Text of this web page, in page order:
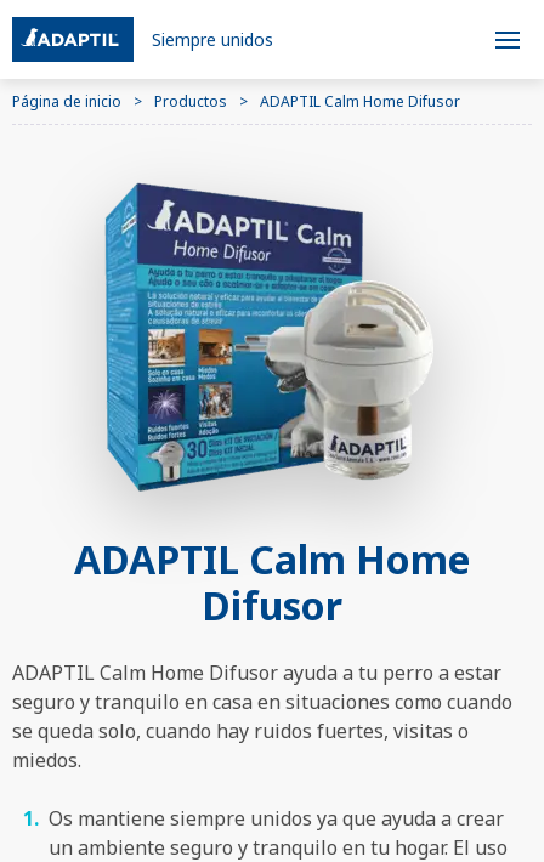
Siempre unidos
Página de inicio Productos ADAPTIL Calm Home Difusor
ADAPTIL Calm Home
Difusor
ADAPTIL Calm Home Difusor ayuda a tu perro a estar
seguro y tranquilo en casa en situaciones como cuando
se queda solo, cuando hay ruidos fuertes, visitas o
miedos.
Os mantiene siempre unidos ya que ayuda a crear
un ambiente seguro y tranquilo en tu hogar. El uso